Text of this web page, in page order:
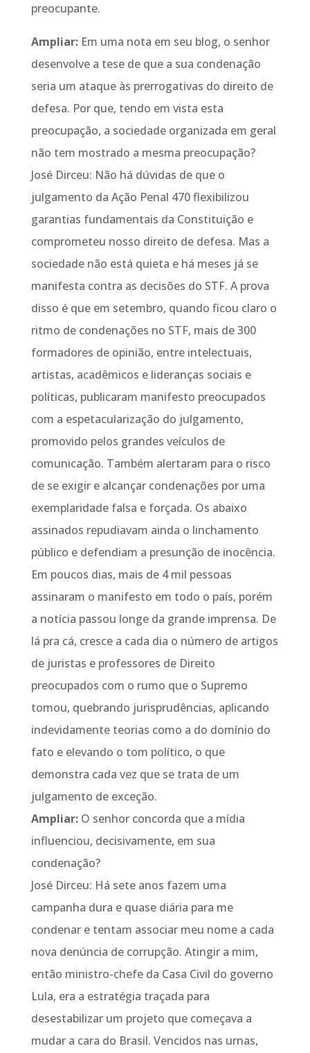
preocupante.
Ampliar:Em uma nota em seu blog, o senhor
desenvolve a tese de que a sua condenação
seria um ataque às prerrogativas do direito de
defesa. Por que, tendo em vista esta
preocupação, a sociedade organizada em geral
não tem mostrado a mesma preocupação?
José Dirceu: Não há dúvidas de que o
julgamento da Ação Penal 470 flexibilizou
garantias fundamentais da Constituição e
comprometeu nosso direito de defesa. Mas a
sociedade não está quieta e há meses já se
manifesta contra as decisões do STF. A prova
disso é que em setembro, quando ficou claro o
ritmo de condenações no STF, mais de 300
formadores de opinião, entre intelectuais,
artistas, acadêmicos e lideranças sociais e
políticas, publicaram manifesto preocupados
com a espetacularização do julgamento,
promovido pelos grandes veículos de
comunicação. Também alertaram para o risco
de se exigir e alcançar condenações por uma
exemplaridade falsa e forçada. Os abaixo
assinados repudiavam ainda o linchamento
público e defendiam a presunção de inocência.
Em poucos dias, mais de 4 mil pessoas
assinaram o manifesto em todo o país, porém
a notícia passou longe da grande imprensa. De
lá pra cá, cresce a cada dia o número de artigos
de juristas e professores de Direito
preocupados com o rumo que o Supremo
tomou, quebrando jurisprudências, aplicando
indevidamente teorias como a do domínio do
fato e elevando o tom político, o que
demonstra cada vez que se trata de um
julgamento de exceção.
Ampliar:O senhor concorda que a mídia
influenciou, decisivamente, em sua
condenação?
José Dirceu: Há sete anos fazem uma
campanha dura e quase diária para me
condenar e tentam associar meu nome a cada
nova denúncia de corrupção. Atingir a mim,
então ministro-chefe da Casa Civil do governo
Lula, era a estratégia traçada para
desestabilizar um projeto que começava a
mudar a cara do Brasil. Vencidos nas urnas,